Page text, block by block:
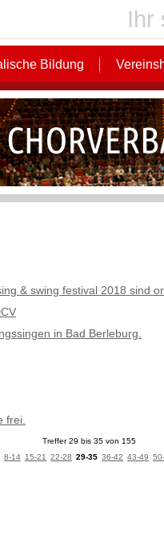
Ihr
Bildung
& swing festival 2018 sind
in Bad Berleburg.
frei.
Treffer 29 bis 35 von 155
8-14 15-21 22-28 29-35 36-42 43-49